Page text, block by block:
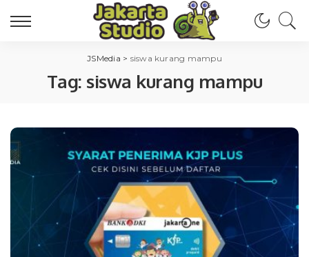
JSMedia > siswa kurang mampu
Tag: siswa kurang mampu